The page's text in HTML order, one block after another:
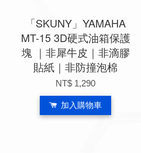
「SKUNY」YAMAHA
MT-15 3D硬式油箱保護
塊 ｜非犀牛皮｜非滴膠
貼紙｜非防撞泡棉
NT$ 1,290
加入購物車